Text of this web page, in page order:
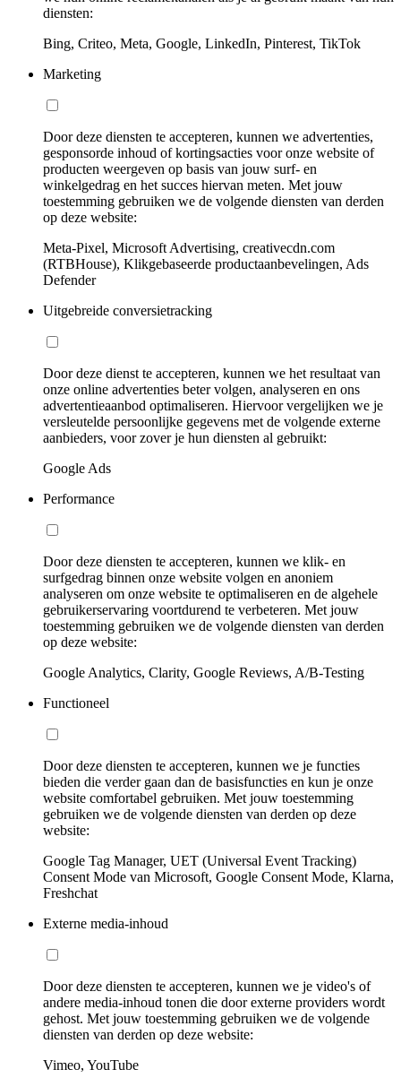
diensten:
Bing, Criteo, Meta, Google, LinkedIn, Pinterest, TikTok
Marketing
Door deze diensten te accepteren, kunnen we advertenties,
gesponsorde inhoud of kortingsacties voor onze website of
producten weergeven op basis van jouw surf- en
winkelgedrag en het succes hiervan meten. Met jouw
toestemming gebruiken we de volgende diensten van derden
op deze website:
Meta-Pixel, Microsoft Advertising, creativecdn.com
(RTBHouse), Klikgebaseerde productaanbevelingen, Ads
Defender
Uitgebreide conversietracking
Door deze dienst te accepteren, kunnen we het resultaat van
onze online advertenties beter volgen, analyseren en ons
advertentieaanbod optimaliseren. Hiervoor vergelijken we je
versleutelde persoonlijke gegevens met de volgende externe
aanbieders, voor zover je hun diensten al gebruikt:
Google Ads
Performance
Door deze diensten te accepteren, kunnen we klik- en
surfgedrag binnen onze website volgen en anoniem
analyseren om onze website te optimaliseren en de algehele
gebruikerservaring voortdurend te verbeteren. Met jouw
toestemming gebruiken we de volgende diensten van derden
op deze website:
Google Analytics, Clarity, Google Reviews, A/B-Testing
Functioneel
Door deze diensten te accepteren, kunnen we je functies
bieden die verder gaan dan de basisfuncties en kun je onze
website comfortabel gebruiken. Met jouw toestemming
gebruiken we de volgende diensten van derden op deze
website:
Google Tag Manager, UET (Universal Event Tracking)
Consent Mode van Microsoft, Google Consent Mode, Klarna,
Freshchat
Externe media-inhoud
Door deze diensten te accepteren, kunnen we je video's of
andere media-inhoud tonen die door externe providers wordt
gehost. Met jouw toestemming gebruiken we de volgende
diensten van derden op deze website:
Vimeo, YouTube